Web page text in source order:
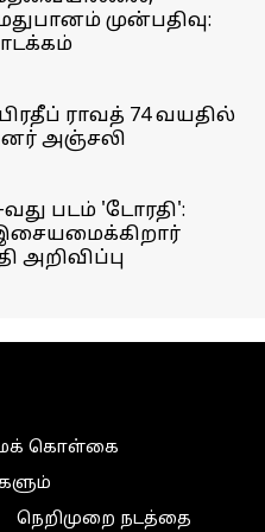
முன்பதிவு:
ராவத் 74 வயதில்
அஞ்சலி
வது படம் 'டோரதி':
இசையமைக்கிறார்
அறிவிப்பு
கொள்கை
நெறிமுறை நடத்தை